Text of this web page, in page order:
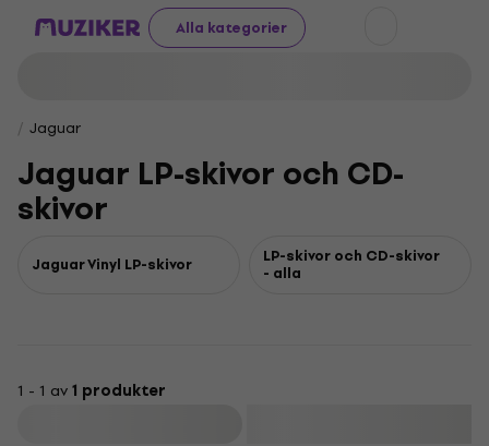
Alla kategorier
Jaguar
Jaguar LP-skivor och CD-
skivor
Jaguar Vinyl LP-skivor LP-skivor och CD-skivor
- alla
1 - 1 av1 produkter